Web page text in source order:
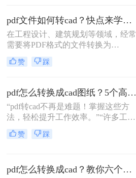
cad文件呢？本文整理四种主流方法，
助您高效完成转换。
pdf文件如何转cad？快点来学一下这三个方法吧
在工程设计、建筑规划等领域，经常
需要将PDF格式的文件转换为
CAD（计算机辅助设计）格式，以便
进行更深入的编辑和修改。那么pdf文
的方法，帮助您顺利完成PDF到CAD
图的转换。
赞 踩
pdf怎么转换成cad图纸？5个高效方法详解！
“pdf转cad不再是难题！掌握这些方
法，轻松提升工作效率。”“许多工程
师和设计师都在问：‘PDF怎么转换成
CAD图纸？’ 其实，通过几种高效方
赞 踩
pdf怎么转换成cad？教你六个方法